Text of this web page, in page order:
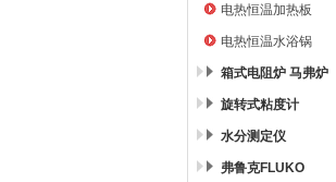
电热恒温加热板
电热恒温水浴锅
箱式电阻炉 马弗炉
旋转式粘度计
水分测定仪
弗鲁克FLUKO